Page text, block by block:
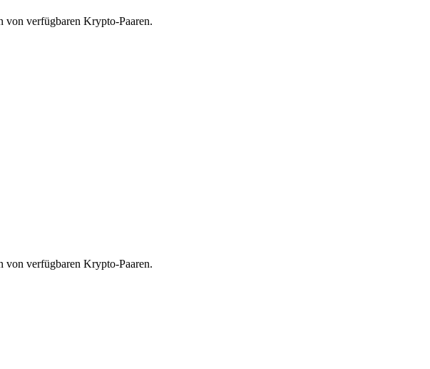
von verfügbaren Krypto-Paaren.
von verfügbaren Krypto-Paaren.